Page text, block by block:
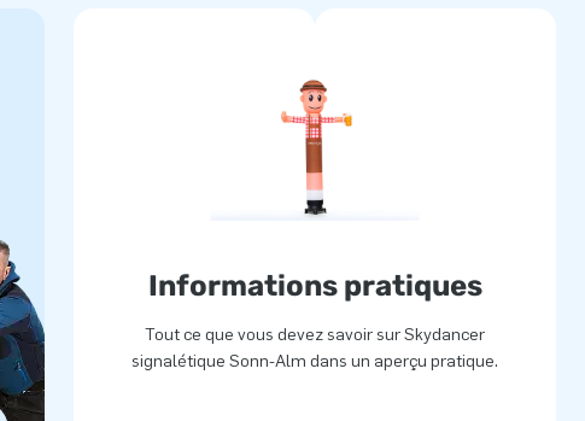
Informations pratiques
Tout ce que vous devez savoir sur Skydancer
signalétique Sonn-Alm dans un aperçu pratique.